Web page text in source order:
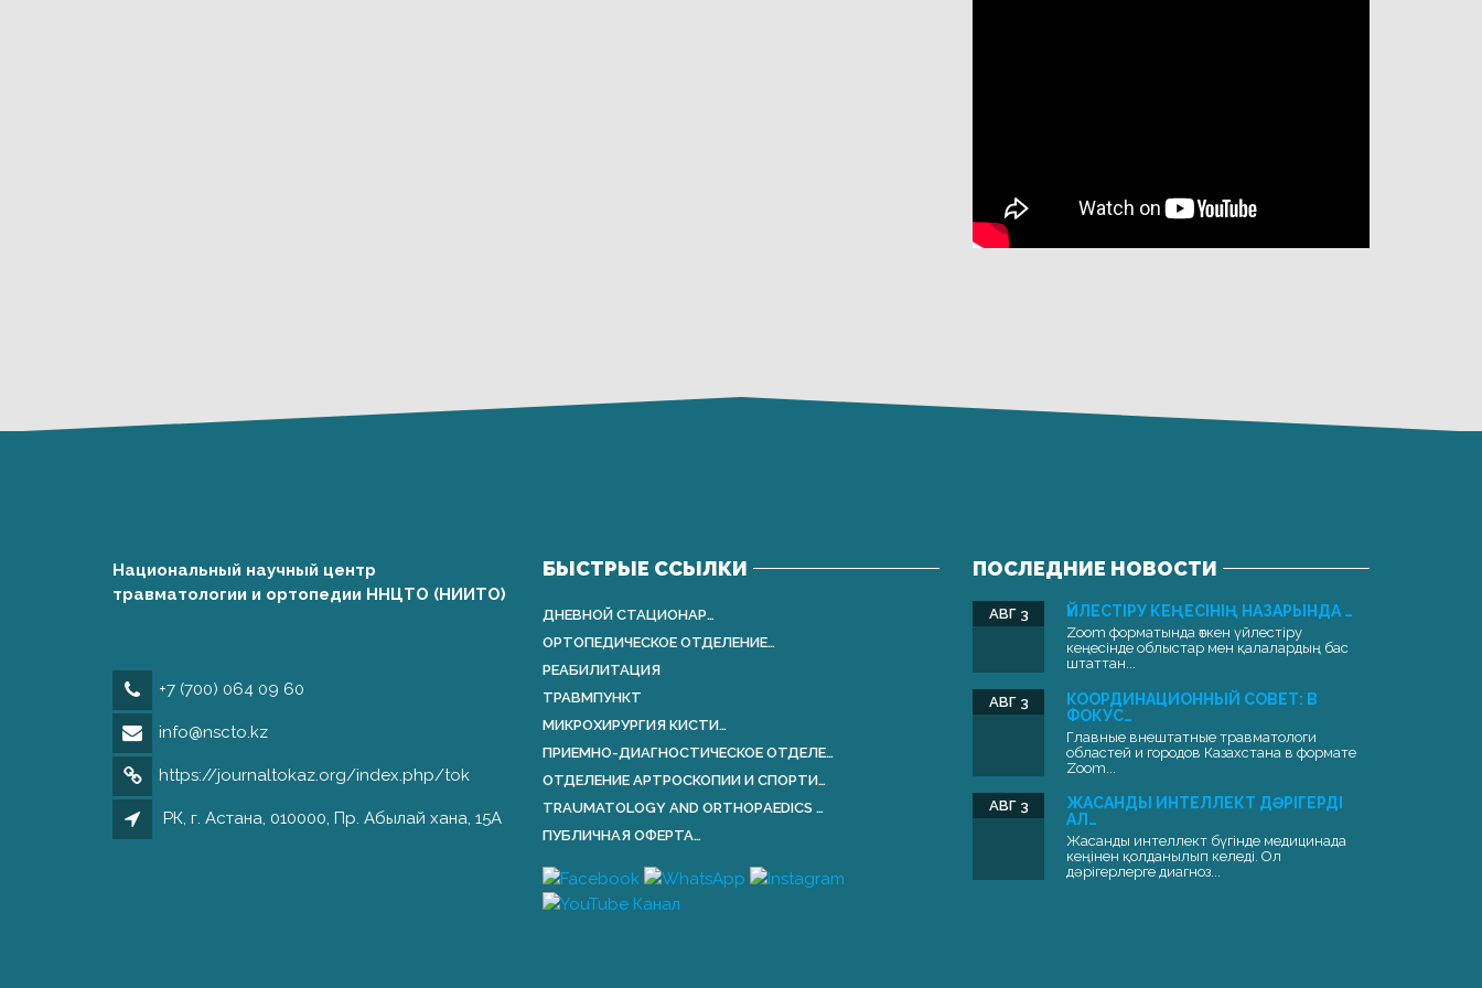
Национальный научный центр
травматологии и ортопедии ННЦТО (НИИТО)
+7 (700) 064 09 60
info@nscto.kz
https://journaltokaz.org/index.php/tok
РК, г. Астана, 010000, Пр. Абылай хана, 15А
БЫСТРЫЕ ССЫЛКИ
ДНЕВНОЙ СТАЦИОНАР…
ОРТОПЕДИЧЕСКОЕ ОТДЕЛЕНИЕ…
РЕАБИЛИТАЦИЯ
ТРАВМПУНКТ
МИКРОХИРУРГИЯ КИСТИ…
ПРИЕМНО-ДИАГНОСТИЧЕСКОЕ ОТДЕЛЕ…
ОТДЕЛЕНИЕ АРТРОСКОПИИ И СПОРТИ…
TRAUMATOLOGY AND ORTHOPАEDICS …
ПУБЛИЧНАЯ ОФЕРТА…
ПОСЛЕДНИЕ НОВОСТИ
ҮЙЛЕСТІРУ КЕҢЕСІНІҢ НАЗАРЫНДА …
АВГ 3
Zoom форматында өткен үйлестіру
кеңесінде облыстар мен қалалардың бас
штаттан...
КООРДИНАЦИОННЫЙ СОВЕТ: В
ФОКУС…
АВГ 3
Главные внештатные травматологи
областей и городов Казахстана в формате
Zoom...
ЖАСАНДЫ ИНТЕЛЛЕКТ ДӘРІГЕРДІ
АЛ…
АВГ 3
Жасанды интеллект бүгінде медицинада
кеңінен қолданылып келеді. Ол
дәрігерлерге диагноз...